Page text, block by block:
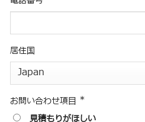
居住国
お問い合わせ項目 *
見積もりがほしい